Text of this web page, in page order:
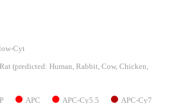
Cyt
(predicted: Human, Rabbit, Cow, Chicken,
APC APC-Cy5.5 APC-Cy7